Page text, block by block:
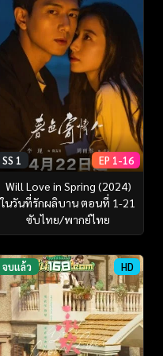
SS 1 EP 1-16
Will Love in Spring (2024)
ในวันที่รักผลิบาน ตอนที่ 1-21
ซับไทย/พากย์ไทย
จบแล้ว HD